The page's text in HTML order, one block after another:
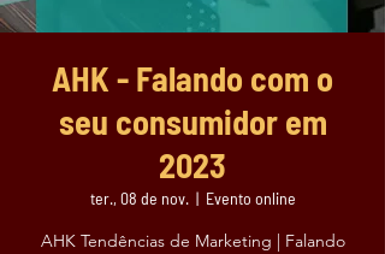
AHK - Falando com o
seu consumidor em
2023
ter., 08 de nov.
  |
Evento online
AHK Tendências de Marketing | Falando